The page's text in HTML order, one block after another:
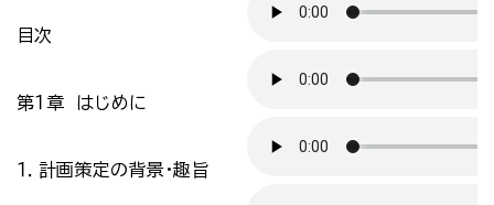
目次
第１章 はじめに
１．計画策定の背景・趣旨